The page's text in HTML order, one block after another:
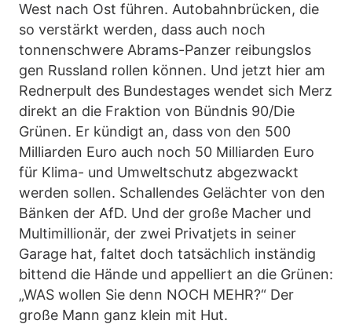
West nach Ost führen. Autobahnbrücken, die
so verstärkt werden, dass auch noch
tonnenschwere Abrams-Panzer reibungslos
gen Russland rollen können. Und jetzt hier am
Rednerpult des Bundestages wendet sich Merz
direkt an die Fraktion von Bündnis 90/Die
Grünen. Er kündigt an, dass von den 500
Milliarden Euro auch noch 50 Milliarden Euro
für Klima- und Umweltschutz abgezwackt
werden sollen. Schallendes Gelächter von den
Bänken der AfD. Und der große Macher und
Multimillionär, der zwei Privatjets in seiner
Garage hat, faltet doch tatsächlich inständig
bittend die Hände und appelliert an die Grünen:
„WAS wollen Sie denn NOCH MEHR?“ Der
große Mann ganz klein mit Hut.